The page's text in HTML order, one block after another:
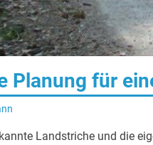
Planung für
Landstriche und die